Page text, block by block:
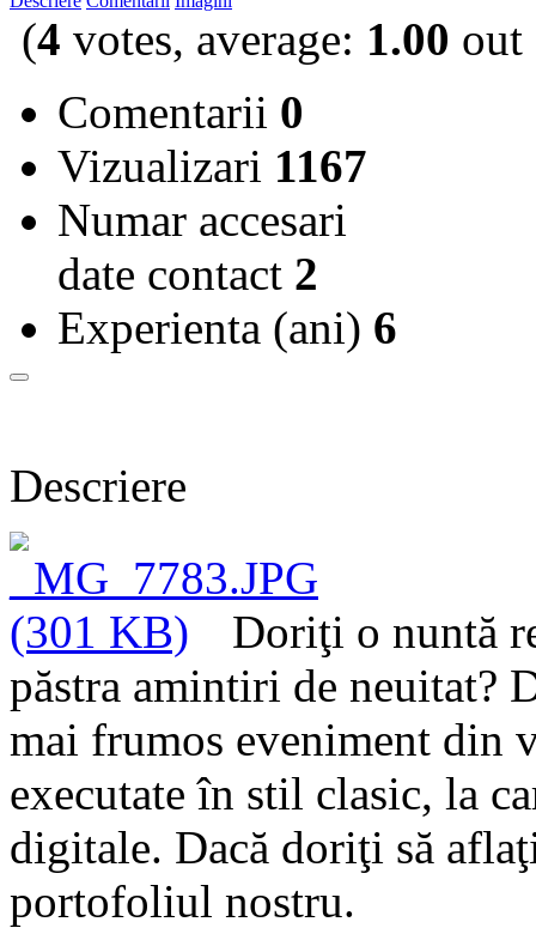
(4 votes, average: 1.00 out
Comentarii 0
Vizualizari 1167
Numar accesari
date contact 2
Experienta (ani) 6
Descriere
Doriţi o nuntă
păstra amintiri de neuitat?
mai frumos eveniment din
executate în stil clasic, la
digitale. Dacă doriţi să
portofoliul nostru.